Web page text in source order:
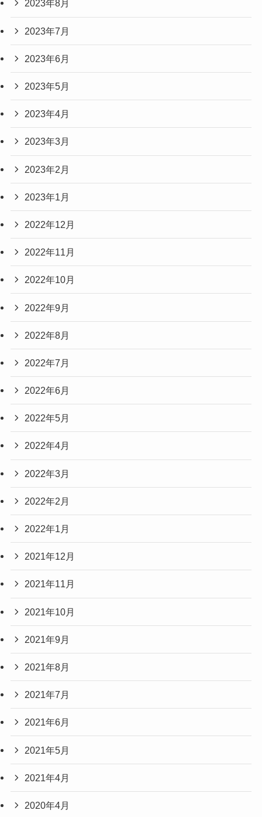
2023年8月
2023年7月
2023年6月
2023年5月
2023年4月
2023年3月
2023年2月
2023年1月
2022年12月
2022年11月
2022年10月
2022年9月
2022年8月
2022年7月
2022年6月
2022年5月
2022年4月
2022年3月
2022年2月
2022年1月
2021年12月
2021年11月
2021年10月
2021年9月
2021年8月
2021年7月
2021年6月
2021年5月
2021年4月
2020年4月